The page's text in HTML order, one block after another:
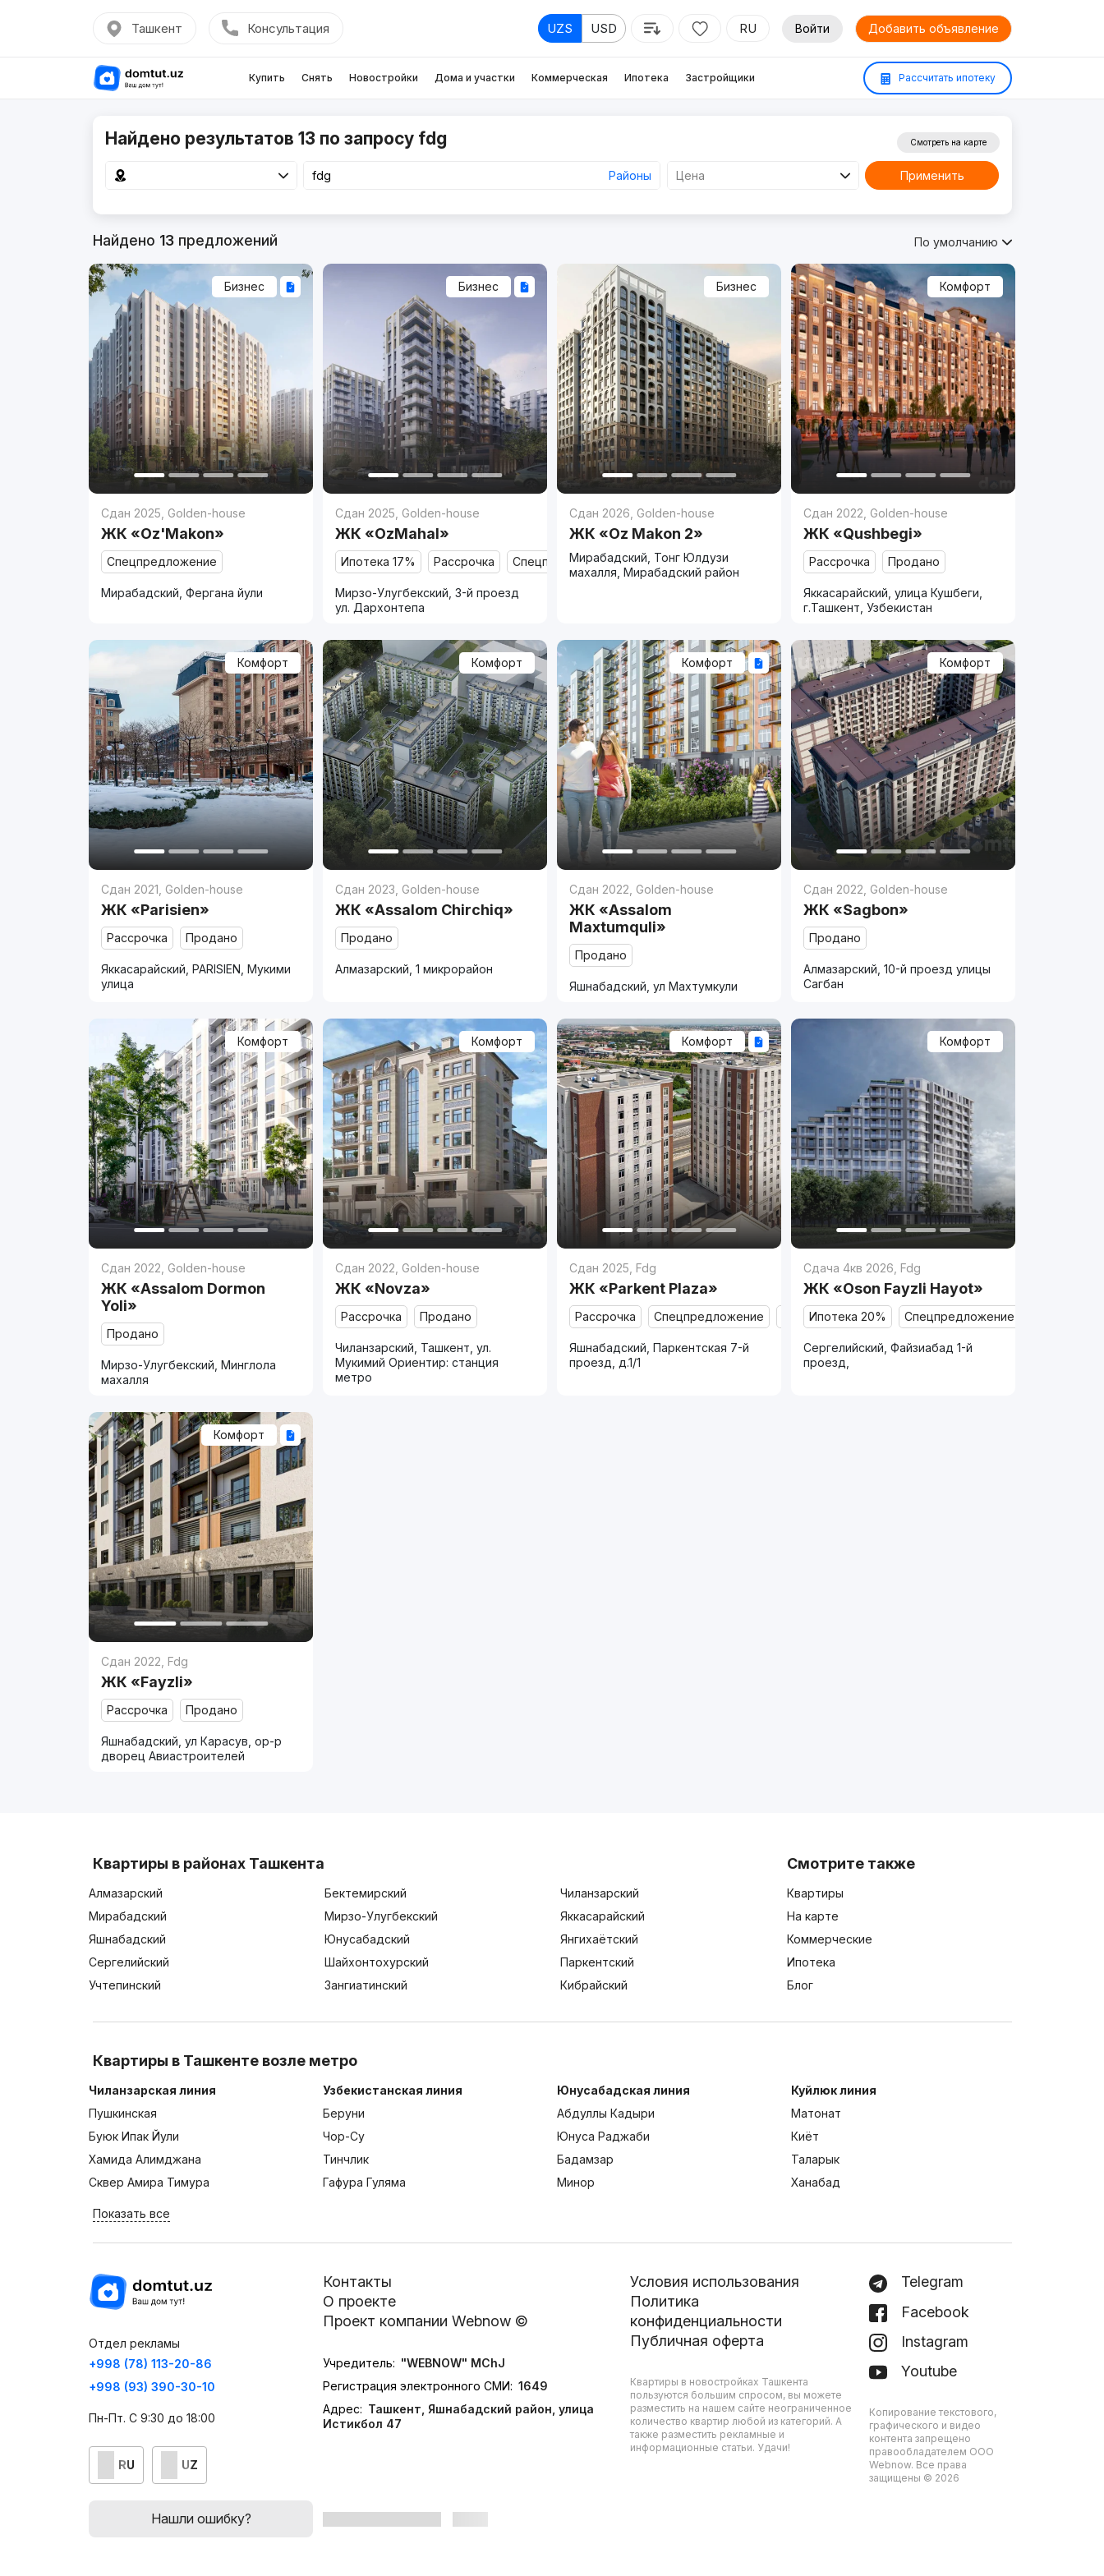
Ташкент Консультация UZS USD RU Войти Добавить объявление
Купить Снять Новостройки Дома и участки Коммерческая Ипотека Застройщики Рассчитать ипотеку
Найдено результатов 13 по запросу fdg
Районы Цена
Смотреть на карте
Применить
Найдено 13предложений По умолчанию
Бизнес
Сдан 2025 Golden-house
ЖК «Oz'Makon»
Спецпредложение
Мирабадский, Фергана йули
Бизнес
Сдан 2025 Golden-house
ЖК «OzMahal»
Ипотека 17% Рассрочка Спецпредложение
Мирзо-Улугбекский, 3-й проезд
ул. Дархонтепа
Бизнес
Сдан 2026 Golden-house
ЖК «Oz Makon 2»
Мирабадский, Тонг Юлдузи
махалля, Мирабадский район
Комфорт
Сдан 2022 Golden-house
ЖК «Qushbegi»
Рассрочка Продано
Яккасарайский, улица Кушбеги,
г.Ташкент, Узбекистан
Комфорт
Сдан 2021 Golden-house
ЖК «Parisien»
Рассрочка Продано
Яккасарайский, PARISIEN, Мукими
улица
Комфорт
Сдан 2023 Golden-house
ЖК «Assalom Chirchiq»
Продано
Алмазарский, 1 микрорайон
Комфорт
Сдан 2022 Golden-house
ЖК «Assalom
Maxtumquli»
Продано
Яшнабадский, ул Махтумкули
Комфорт
Сдан 2022 Golden-house
ЖК «Sagbon»
Продано
Алмазарский, 10-й проезд улицы
Сагбан
Комфорт
Сдан 2022 Golden-house
ЖК «Assalom Dormon
Yoli»
Продано
Мирзо-Улугбекский, Минглола
махалля
Комфорт
Сдан 2022 Golden-house
ЖК «Novza»
Рассрочка Продано
Чиланзарский, Ташкент, ул.
Мукимий Ориентир: станция
метро
Комфорт
Сдан 2025 Fdg
ЖК «Parkent Plaza»
Рассрочка Спецпредложение Продано
Яшнабадский, Паркентская 7-й
проезд, д.1/1
Комфорт
Сдача 4кв 2026 Fdg
ЖК «Oson Fayzli Hayot»
Ипотека 20% Спецпредложение
Сергелийский, Файзиабад 1-й
проезд,
Комфорт
Сдан 2022 Fdg
ЖК «Fayzli»
Рассрочка Продано
Яшнабадский, ул Карасув, ор-р
дворец Авиастроителей
Квартиры в районах Ташкента
Алмазарский Бектемирский
Чиланзарский
Мирабадский
Мирзо-Улугбекский
Яккасарайский
Яшнабадский
Юнусабадский
Янгихаётский
Сергелийский
Шайхонтохурский
Паркентский
Учтепинский
Зангиатинский Кибрайский
Смотрите также
Квартиры
На карте
Коммерческие
Ипотека
Блог
Квартиры в Ташкенте возле метро
Чиланзарская линия
Пушкинская
Буюк Ипак Йули
Хамида Алимджана
Сквер Амира Тимура
Узбекистанская линия
Беруни
Чор-Су
Тинчлик
Гафура Гуляма
Юнусабадская линия
Абдуллы Кадыри
Юнуса Раджаби
Бадамзар
Минор
Куйлюк линия
Матонат
Киёт
Таларык
Ханабад
Показать все
Отдел рекламы
+998 (78) 113-20-86
+998 (93) 390-30-10
Пн-Пт. С 9:30 до 18:00
RU UZ
Контакты
О проекте
Проект компании Webnow ©
Учредитель: "WEBNOW" MChJ
Регистрация электронного СМИ: 1649
Адрес: Ташкент, Яшнабадский район, улица
Истикбол 47
Условия использования
Политика
конфиденциальности
Публичная оферта
Квартиры в новостройках Ташкента
пользуются большим спросом, вы можете
разместить на нашем сайте неограниченное
количество квартир любой из категорий. А
также разместить рекламные и
информационные статьи. Удачи!
Telegram
Facebook
Instagram
Youtube
Копирование текстового,
графического и видео
контента запрещено
правообладателем ООО
Webnow. Все права
защищены © 2026
Нашли ошибку?